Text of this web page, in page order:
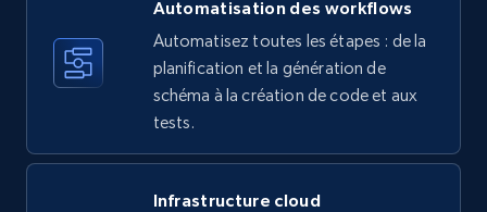
35.2K+ 5.7K+ Essai gratuit
upc numbers
Automatisation des workflows
Automatisez toutes les étapes : de la
planification et la génération de
schéma à la création de code et aux
tests.
Infrastructure cloud